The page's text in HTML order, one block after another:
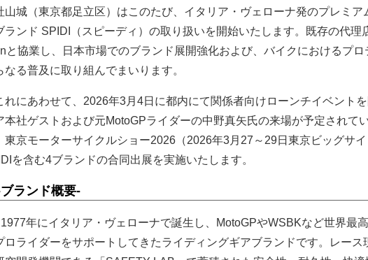
山城（東京都足立区）はこのたび、イタリア・ヴェローナ発のプレミア
ランド SPIDI（スピーディ）の取り扱いを開始いたします。既存の代理
と協業し、日本市場でのブランド展開強化および、バイクにおけるプロ
なる普及に取り組んでまいります。
れにあわせて、2026年3月4日に都内にて関係者向けローンチイベントを
本社ゲストおよび元MotoGPライダーの中野真矢氏の来場が予定されてい
東京モーターサイクルショー2026（2026年3月27～29日東京ビッグサ
を含む4ブランドの合同出展を実施いたします。
ランド概要-
年にイタリア・ヴェローナで誕生し、MotoGPやWSBKなど世界最
ロライダーをサポートしてきたライディングギアブランドです。レース